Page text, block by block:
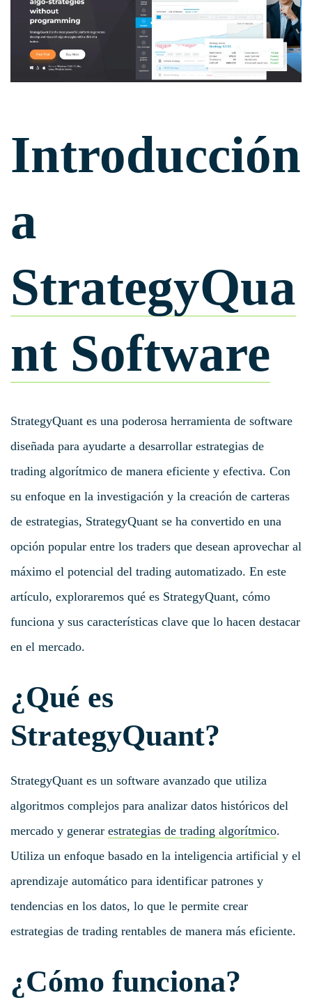
Introducción
a
StrategyQua
nt Software
StrategyQuant es una poderosa herramienta de software
diseñada para ayudarte a desarrollar estrategias de
trading algorítmico de manera eficiente y efectiva. Con
su enfoque en la investigación y la creación de carteras
de estrategias, StrategyQuant se ha convertido en una
opción popular entre los traders que desean aprovechar al
máximo el potencial del trading automatizado. En este
artículo, exploraremos qué es StrategyQuant, cómo
funciona y sus características clave que lo hacen destacar
en el mercado.
¿Qué es
StrategyQuant?
StrategyQuant es un software avanzado que utiliza
algoritmos complejos para analizar datos históricos del
mercado y generar estrategias de trading algorítmico.
Utiliza un enfoque basado en la inteligencia artificial y el
aprendizaje automático para identificar patrones y
tendencias en los datos, lo que le permite crear
estrategias de trading rentables de manera más eficiente.
¿Cómo funciona?